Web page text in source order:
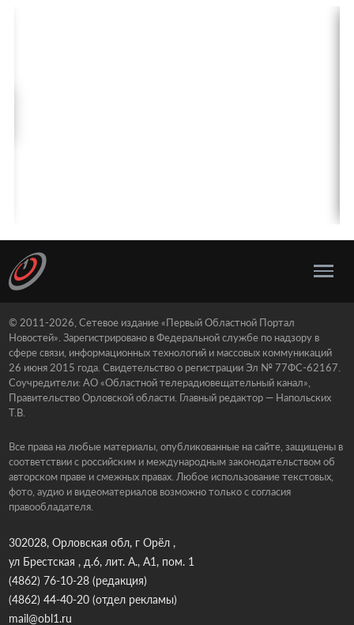
© 2011-2026, Сетевое издание «Первый Областной Портал
Новостей». Зарегистрировано в Федеральной службе по надзору в
сфере связи, информационных технологий и массовых коммуникаций
26 июня 2015 года. Свидетельство о регистрации Эл № 77ФС-62167.
Соучредители: АО «Областной телерадиовещательный канал»,
Правительство Орловской области. Главный редактор — Напольских
Т.В.
Все права на любые материалы, опубликованные на сайте, защищены в
соответствии с российским и международным законодательством об
авторском праве и смежных правах. Любое использование текстовых,
фото, аудио и видеоматериалов возможно только с согласия
правообладателя.
302028, Орловская обл, г Орёл ,
ул Брестская , д.6, лит. А., А1, пом. 1
(4862) 76-10-28(редакция)
(4862) 44-40-20(отдел рекламы)
mail@obl1.ru